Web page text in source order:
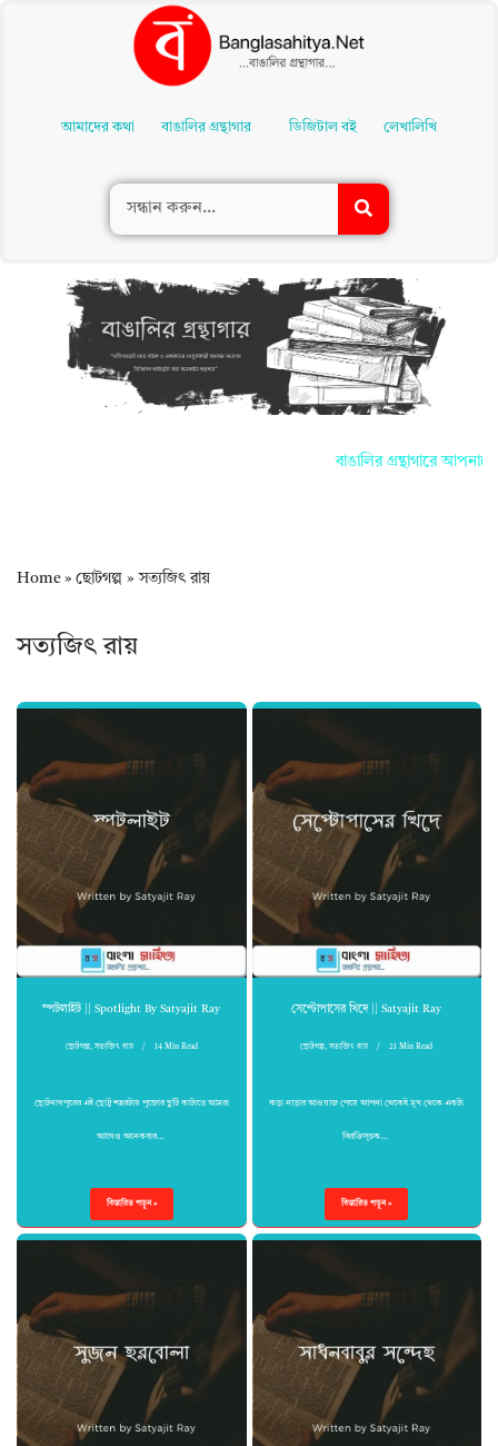
Contentআমাদের কথা বাঙালির গ্রন্থাগার ডিজিটাল বই লেখালিখি
বাঙালির গ্রন্থাগারে আপনাদের
Home » ছোটগল্প »সত্যজিৎ রায়
সত্যজিৎ রায়
স্পটলাইট || Spotlight By Satyajit Ray
ছোটগল্প, সত্যজিৎ রায় 14 Min Read
ছোটনাগপুরের এই ছোট্ট শহরটায় পুজোর ছুটি কাটাতে আমরা
আগেও অনেকবার…
বিস্তারিত পড়ুন »
সেপ্টোপাসের খিদে || Satyajit Ray
ছোটগল্প,সত্যজিৎ রায় 21 Min Read
কড়া নাড়ার আওয়াজ পেয়ে আপনা থেকেই মুখ থেকে একটা
বিরক্তিসূচক…
বিস্তারিত পড়ুন »